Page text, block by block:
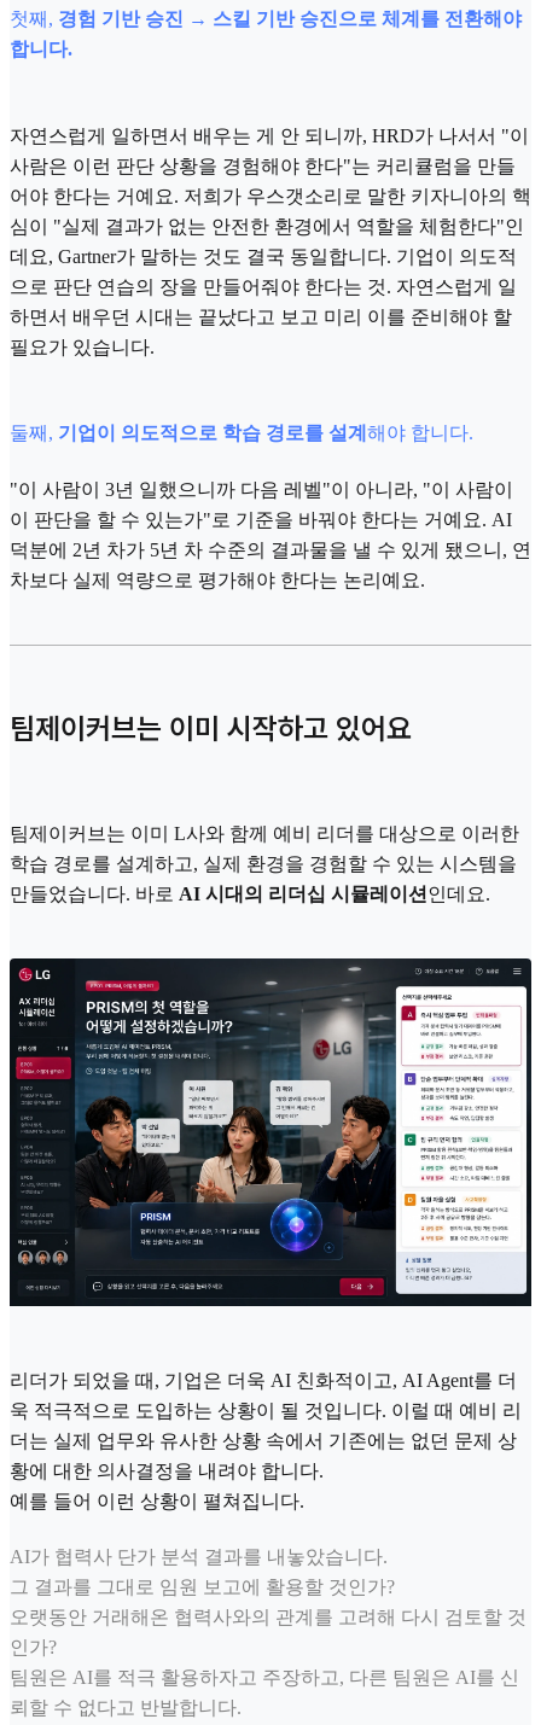
첫째, 경험 기반 승진 → 스킬 기반 승진으로 체계를 전환해야
합니다.
자연스럽게 일하면서 배우는 게 안 되니까, HRD가 나서서 "이
사람은 이런 판단 상황을 경험해야 한다"는 커리큘럼을 만들
어야 한다는 거예요. 저희가 우스갯소리로 말한 키자니아의 핵
심이 "실제 결과가 없는 안전한 환경에서 역할을 체험한다"인
데요, Gartner가 말하는 것도 결국 동일합니다. 기업이 의도적
으로 판단 연습의 장을 만들어줘야 한다는 것. 자연스럽게 일
하면서 배우던 시대는 끝났다고 보고 미리 이를 준비해야 할
필요가 있습니다.
둘째, 기업이 의도적으로 학습 경로를 설계 해야 합니다.
"이 사람이 3년 일했으니까 다음 레벨"이 아니라, "이 사람이
이 판단을 할 수 있는가"로 기준을 바꿔야 한다는 거예요. AI
덕분에 2년 차가 5년 차 수준의 결과물을 낼 수 있게 됐으니, 연
차보다 실제 역량으로 평가해야 한다는 논리예요.
팀제이커브는 이미 시작하고 있어요
팀제이커브는 이미 L사와 함께 예비 리더를 대상으로 이러한
학습 경로를 설계하고, 실제 환경을 경험할 수 있는 시스템을
만들었습니다. 바로 AI 시대의 리더십 시뮬레이션 인데요.
리더가 되었을 때, 기업은 더욱 AI 친화적이고, AI Agent를 더
욱 적극적으로 도입하는 상황이 될 것입니다. 이럴 때 예비 리
더는 실제 업무와 유사한 상황 속에서 기존에는 없던 문제 상
황에 대한 의사결정을 내려야 합니다.
예를 들어 이런 상황이 펼쳐집니다.
AI가 협력사 단가 분석 결과를 내놓았습니다.
그 결과를 그대로 임원 보고에 활용할 것인가?
오랫동안 거래해온 협력사와의 관계를 고려해 다시 검토할 것
인가?
팀원은 AI를 적극 활용하자고 주장하고, 다른 팀원은 AI를 신
뢰할 수 없다고 반발합니다.